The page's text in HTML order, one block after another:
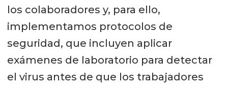
los colaboradores y, para ello,
implementamos protocolos de
seguridad, que incluyen aplicar
exámenes de laboratorio para detectar
el virus antes de que los trabajadores